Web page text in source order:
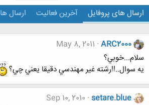
ارسال های پروفایل آخرین فعالیت ارسال ها
ARC2000
May 8, 2011
سلام...خوبي؟
يه سوال..!!رشته غير مهندسي دقيقا يعني چي؟
setare.blue
Sep 10, 2010